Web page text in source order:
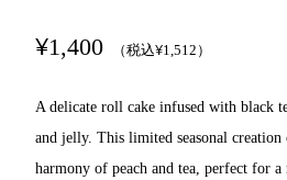
¥1,400 （税込¥1,512 ）
A delicate roll cake infused with black
and jelly. This limited seasonal creation
harmony of peach and tea, perfect for a